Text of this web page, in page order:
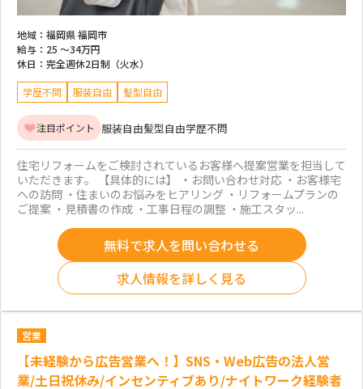
地域： 福岡県 福岡市
給与： 25 ～34万円
休日： 完全週休2日制（火水）
学歴不問 服装自由 髪型自由
注目ポイント 服装自由髪型自由学歴不問
住宅リフォームをご検討されているお客様へ提案営業を担当して
いただきます。 【具体的には】 ・お問い合わせ対応 ・お客様宅
への訪問 ・住まいのお悩みをヒアリング ・リフォームプランの
ご提案 ・見積書の作成 ・工事日程の調整 ・施工スタッ...
無料で求人を問い合わせる
求人情報を詳しく見る
営業
【未経験から広告営業へ！】SNS・Web広告の法人営
業/土日祝休み/インセンティブあり/ナイトワーク経験者